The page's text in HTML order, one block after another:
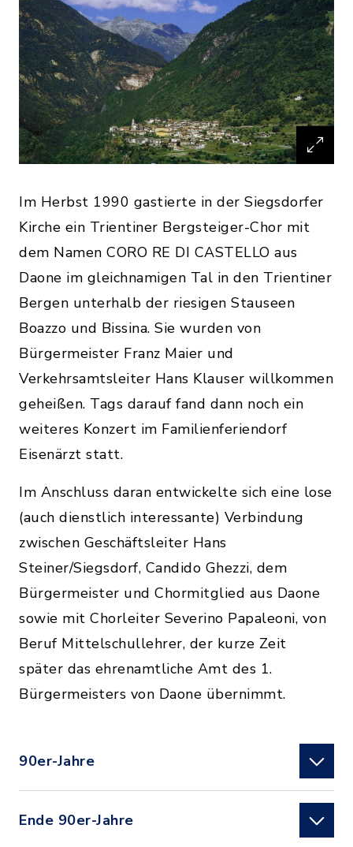
Im Herbst 1990 gastierte in der Siegsdorfer
Kirche ein Trientiner Bergsteiger-Chor mit
dem Namen CORO RE DI CASTELLO aus
Daone im gleichnamigen Tal in den Trientiner
Bergen unterhalb der riesigen Stauseen
Boazzo und Bissina. Sie wurden von
Bürgermeister Franz Maier und
Verkehrsamtsleiter Hans Klauser willkommen
geheißen. Tags darauf fand dann noch ein
weiteres Konzert im Familienferiendorf
Eisenärzt statt.
Im Anschluss daran entwickelte sich eine lose
(auch dienstlich interessante) Verbindung
zwischen Geschäftsleiter Hans
Steiner/Siegsdorf, Candido Ghezzi, dem
Bürgermeister und Chormitglied aus Daone
sowie mit Chorleiter Severino Papaleoni, von
Beruf Mittelschullehrer, der kurze Zeit
später das ehrenamtliche Amt des 1.
Bürgermeisters von Daone übernimmt.
90er-Jahre
Ende 90er-Jahre